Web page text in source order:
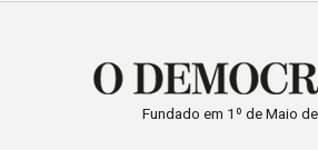
Fundado em 1º de Maio